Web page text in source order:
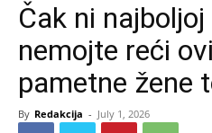
Čak ni
nemojte reći
pametne žene
By Redakcija - July 1, 2026